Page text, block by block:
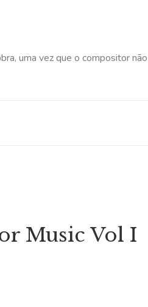
uma vez que o compositor
Music Vol I